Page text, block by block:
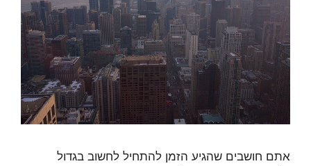
אתם חושבים שהגיע הזמן להתחיל לחשוב בגדול